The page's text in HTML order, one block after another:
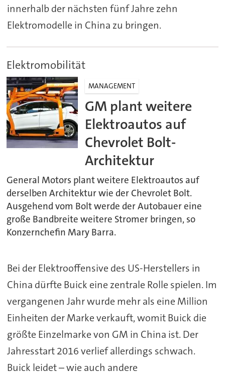
innerhalb der nächsten fünf Jahre zehn
Elektromodelle in China zu bringen.
Elektromobilität
MANAGEMENT
GM plant weitere
Elektroautos auf
Chevrolet Bolt-
Architektur
General Motors plant weitere Elektroautos auf
derselben Architektur wie der Chevrolet Bolt.
Ausgehend vom Bolt werde der Autobauer eine
große Bandbreite weitere Stromer bringen, so
Konzernchefin Mary Barra.
Bei der Elektrooffensive des US-Herstellers in
China dürfte Buick eine zentrale Rolle spielen. Im
vergangenen Jahr wurde mehr als eine Million
Einheiten der Marke verkauft, womit Buick die
größte Einzelmarke von GM in China ist. Der
Jahresstart 2016 verlief allerdings schwach.
Buick leidet – wie auch andere